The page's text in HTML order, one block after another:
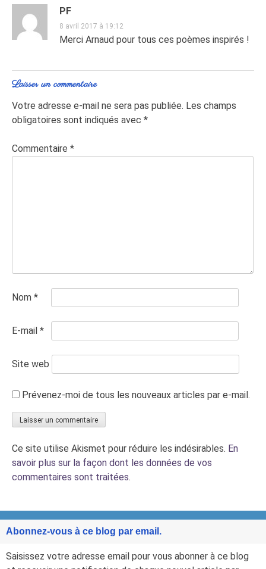
PF
8 avril 2017 à 19:12
Merci Arnaud pour tous ces poèmes inspirés !
Laisser un commentaire
Votre adresse e-mail ne sera pas publiée. Les champs
obligatoires sont indiqués avec *
Commentaire *
Nom *
E-mail *
Site web
Prévenez-moi de tous les nouveaux articles par e-mail.
Ce site utilise Akismet pour réduire les indésirables. En
savoir plus sur la façon dont les données de vos
commentaires sont traitées.
Abonnez-vous à ce blog par email.
Saisissez votre adresse email pour vous abonner à ce blog